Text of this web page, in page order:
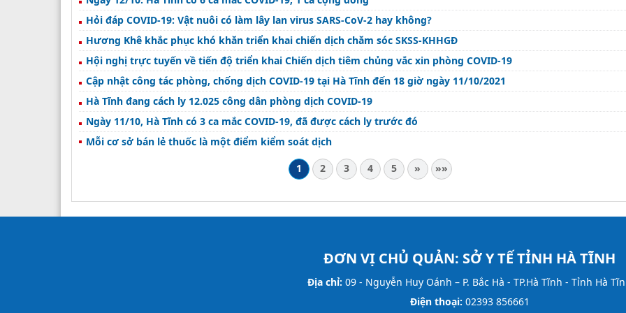
Hỏi đáp COVID-19: Vật nuôi có làm lây lan virus SARS-CoV-2 hay không?
Hương Khê khắc phục khó khăn triển khai chiến dịch chăm sóc SKSS-KHHGĐ
Hội nghị trực tuyến về tiến độ triển khai Chiến dịch tiêm chủng vắc xin phòng COVID-19
Cập nhật công tác phòng, chống dịch COVID-19 tại Hà Tĩnh đến 18 giờ ngày 11/10/2021
Hà Tĩnh đang cách ly 12.025 công dân phòng dịch COVID-19
Ngày 11/10, Hà Tĩnh có 3 ca mắc COVID-19, đã được cách ly trước đó
Mỗi cơ sở bán lẻ thuốc là một điểm kiểm soát dịch
1
2 3 4 5 » »»
ĐƠN VỊ CHỦ QUẢN: SỞ Y TẾ TỈNH HÀ TĨNH
Địa chỉ: 09 - Nguyễn Huy Oánh – P. Bắc Hà - TP.Hà Tĩnh - Tỉnh Hà
Điện thoại: 02393 856661